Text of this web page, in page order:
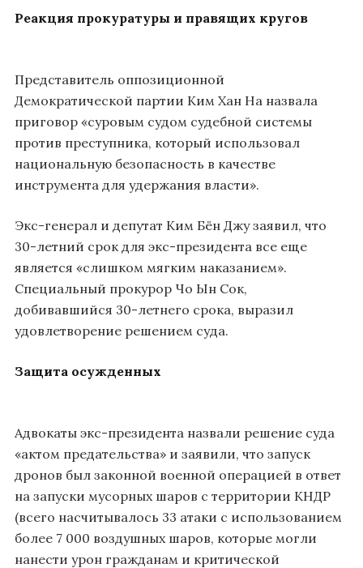
Реакция прокуратуры и правящих кругов
Представитель оппозиционной
Демократической партии Ким Хан На назвала
приговор «суровым судом судебной системы
против преступника, который использовал
национальную безопасность в качестве
инструмента для удержания власти».
Экс-генерал и депутат Ким Бён Джу заявил, что
30-летний срок для экс-президента все еще
является «слишком мягким наказанием».
Специальный прокурор Чо Ын Сок,
добивавшийся 30-летнего срока, выразил
удовлетворение решением суда.
Защита осужденных
Адвокаты экс-президента назвали решение суда
«актом предательства» и заявили, что запуск
дронов был законной военной операцией в ответ
на запуски мусорных шаров с территории КНДР
(всего насчитывалось 33 атаки с использованием
более 7 000 воздушных шаров, которые могли
нанести урон гражданам и критической